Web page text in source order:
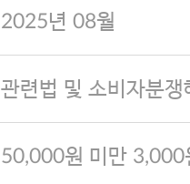
2025년 08월
관련법 및 소비자분
50,000원 미만 3,000